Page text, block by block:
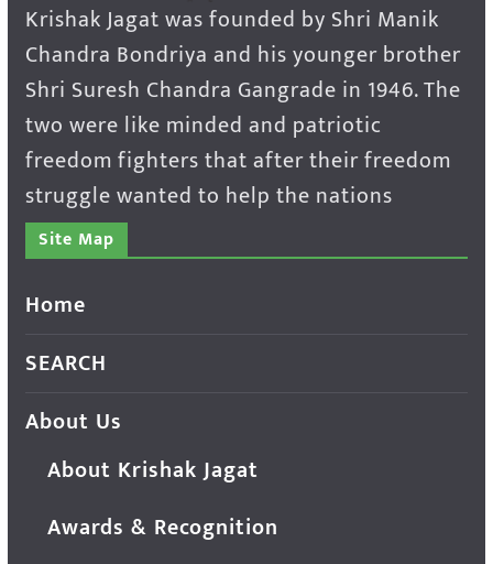
Krishak Jagat was founded by Shri Manik
Chandra Bondriya and his younger brother
Shri Suresh Chandra Gangrade in 1946. The
two were like minded and patriotic
freedom fighters that after their freedom
struggle wanted to help the nations
Site Map
Home
SEARCH
About Us
About Krishak Jagat
Awards & Recognition